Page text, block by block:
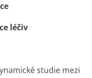
léčiv
studie mezi